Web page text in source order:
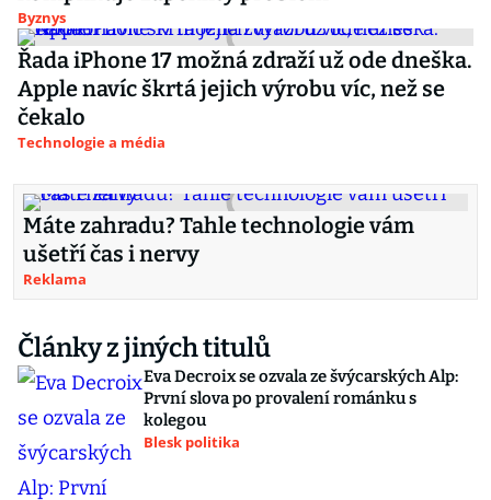
Byznys
Řada iPhone 17 možná zdraží už ode dneška.
Apple navíc škrtá jejich výrobu víc, než se
čekalo
Technologie a média
Máte zahradu? Tahle technologie vám
ušetří čas i nervy
Reklama
Články z jiných titulů
Eva Decroix se ozvala ze švýcarských Alp:
První slova po provalení románku s
kolegou
Blesk politika